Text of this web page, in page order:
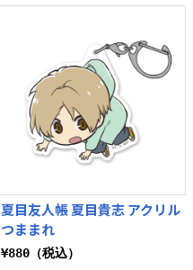
夏目友人帳 夏目貴志 アクリル
つままれ
¥880（税込）